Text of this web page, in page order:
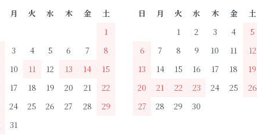
月 火 水 木 金
土
1
3 4 5 6 7
8
10 11 12 13 14
15
17 18 19 20 21
22
24 25 26 27 28
29
31
日 月 火 水 木 金
土
1
2 3 4
5
6
7 8 9 10 11
12
13
14 15 16 17 18
19
20
21 22 23 24 25
26
27
28 29 30